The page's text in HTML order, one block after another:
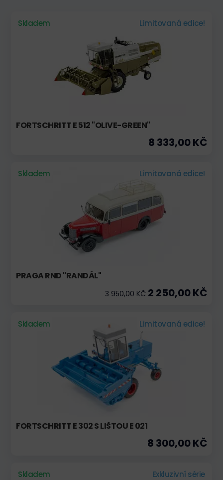
Skladem Limitovaná edice!
FORTSCHRITT E 512 "OLIVE-GREEN"
8 333,00 KČ
Skladem Limitovaná edice!
PRAGA RND "RANDÁL"
3 950,00 KČ 2 250,00 KČ
Skladem Limitovaná edice!
FORTSCHRITT E 302 S LIŠTOU E 021
8 300,00 KČ
Skladem
Exkluzivní série